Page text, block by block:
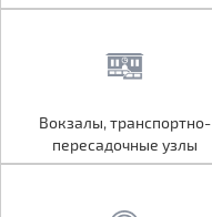
Вокзалы, транспортно-
пересадочные узлы
Вокзалы, транспортно-
пересадочные узлы